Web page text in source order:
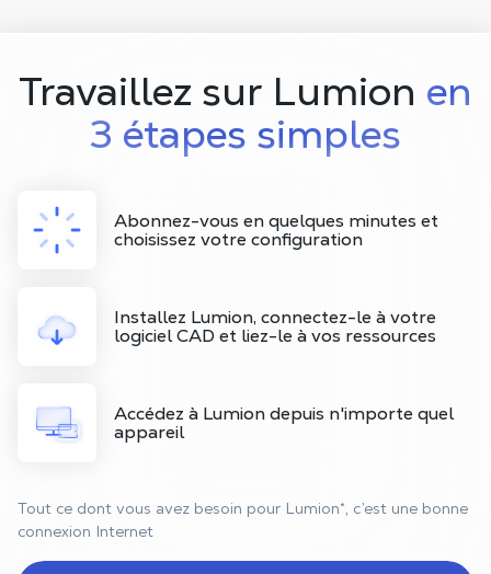
Travaillez sur Lumion en
3 étapes simples
Abonnez-vous en quelques minutes et
choisissez votre configuration
Installez Lumion, connectez-le à votre
logiciel CAD et liez-le à vos ressources
Accédez à Lumion depuis n'importe quel
appareil
Tout ce dont vous avez besoin pour Lumion*, c’est une bonne
connexion Internet